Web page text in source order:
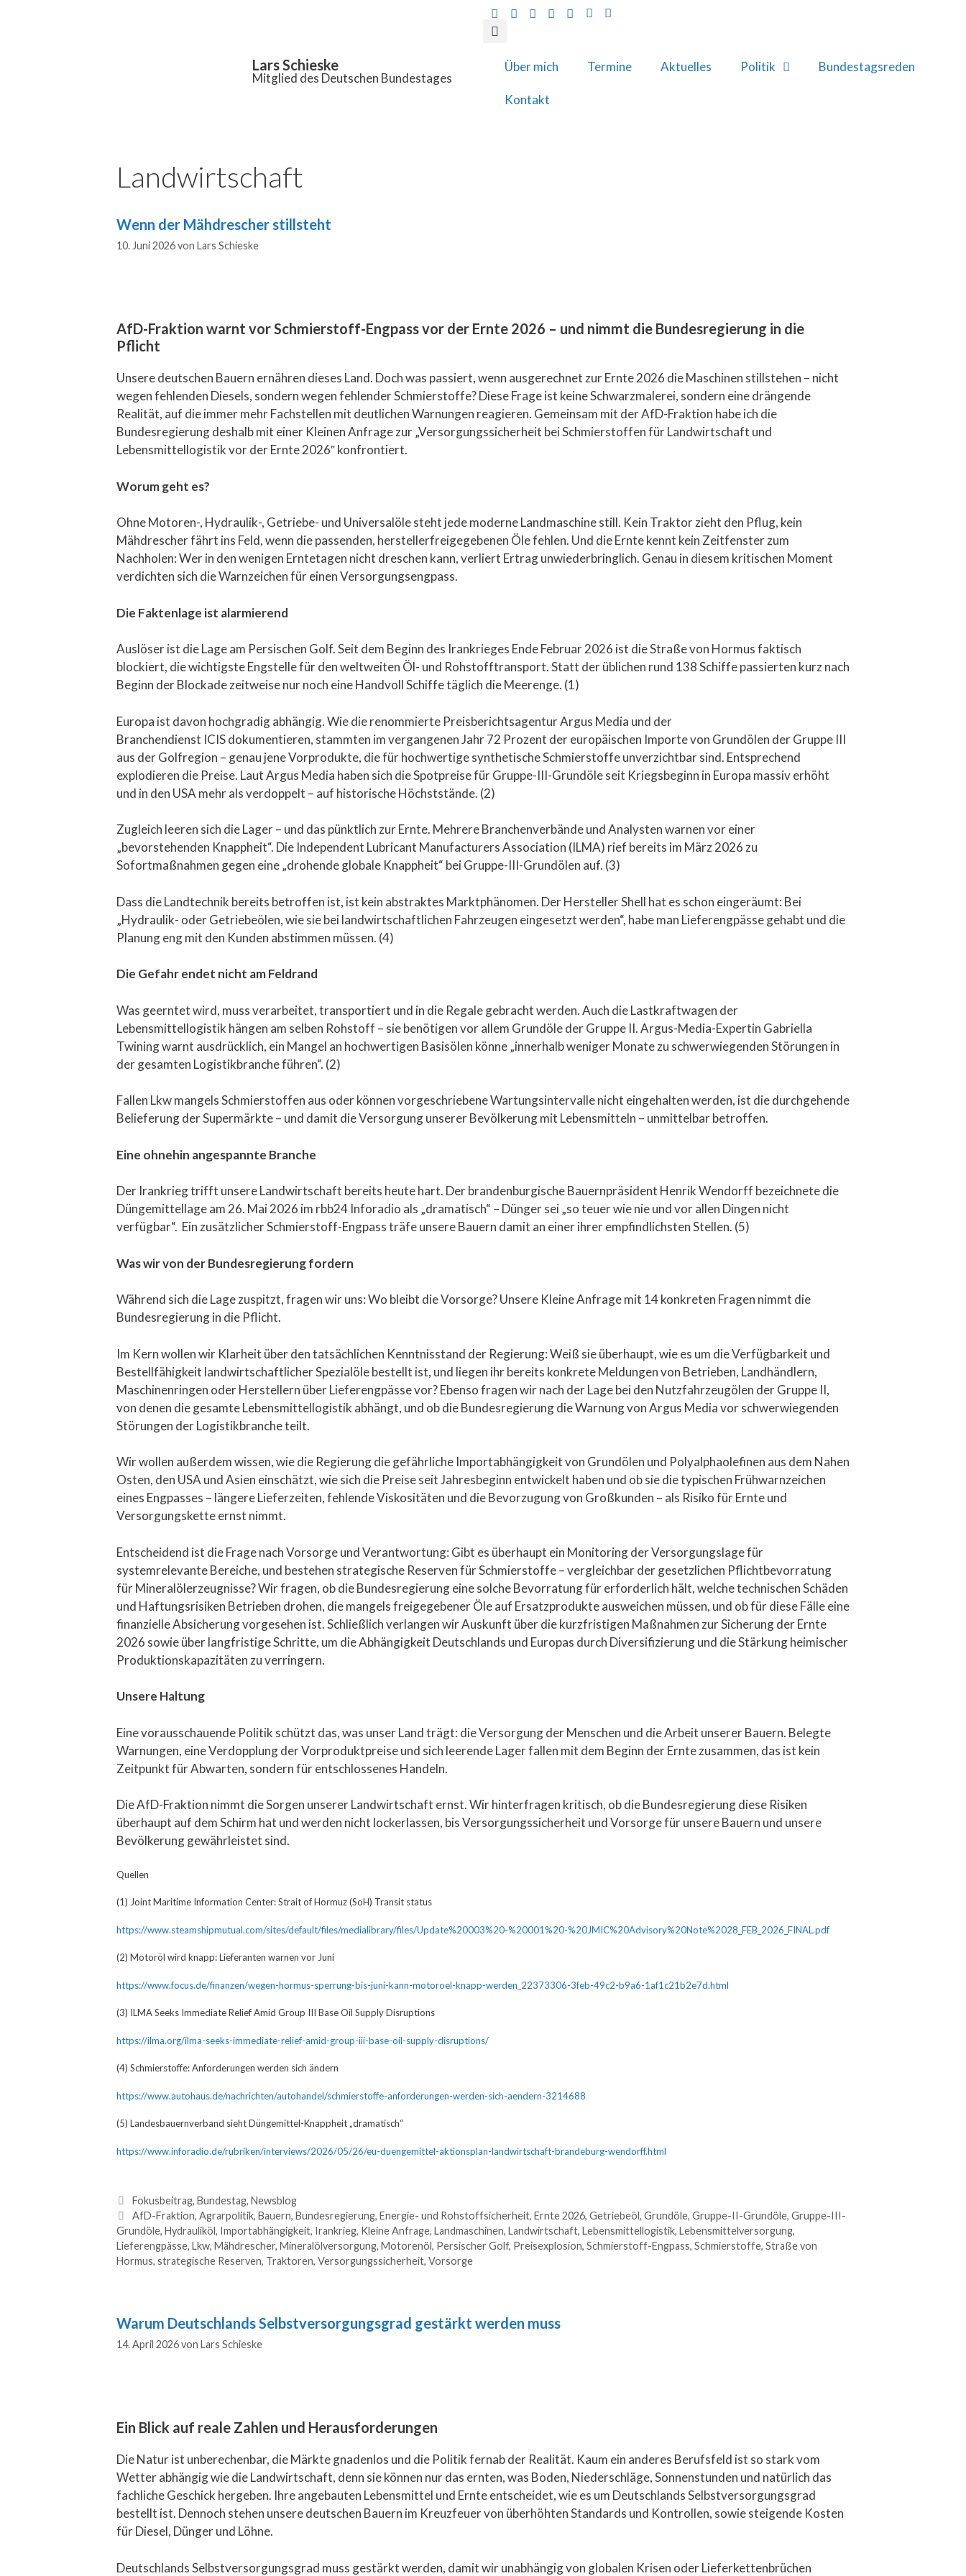
Lars Schieske
Mitglied des Deutschen Bundestages
Über mich Termine Aktuelles Politik Bundestagsreden
Kontakt
Landwirtschaft
Wenn der Mähdrescher stillsteht
10. Juni 2026von Lars Schieske
AfD-Fraktion warnt vor Schmierstoff-Engpass vor der Ernte 2026 – und nimmt die Bundesregierung in die
Pflicht
Unsere deutschen Bauern ernähren dieses Land. Doch was passiert, wenn ausgerechnet zur Ernte 2026 die Maschinen stillstehen – nicht
wegen fehlenden Diesels, sondern wegen fehlender Schmierstoffe? Diese Frage ist keine Schwarzmalerei, sondern eine drängende
Realität, auf die immer mehr Fachstellen mit deutlichen Warnungen reagieren. Gemeinsam mit der AfD-Fraktion habe ich die
Bundesregierung deshalb mit einer Kleinen Anfrage zur „Versorgungssicherheit bei Schmierstoffen für Landwirtschaft und
Lebensmittellogistik vor der Ernte 2026″ konfrontiert.
Worum geht es?
Ohne Motoren-, Hydraulik-, Getriebe- und Universalöle steht jede moderne Landmaschine still. Kein Traktor zieht den Pflug, kein
Mähdrescher fährt ins Feld, wenn die passenden, herstellerfreigegebenen Öle fehlen. Und die Ernte kennt kein Zeitfenster zum
Nachholen: Wer in den wenigen Erntetagen nicht dreschen kann, verliert Ertrag unwiederbringlich. Genau in diesem kritischen Moment
verdichten sich die Warnzeichen für einen Versorgungsengpass.
Die Faktenlage ist alarmierend
Auslöser ist die Lage am Persischen Golf. Seit dem Beginn des Irankrieges Ende Februar 2026 ist die Straße von Hormus faktisch
blockiert, die wichtigste Engstelle für den weltweiten Öl- und Rohstofftransport. Statt der üblichen rund 138 Schiffe passierten kurz nach
Beginn der Blockade zeitweise nur noch eine Handvoll Schiffe täglich die Meerenge. (1)
Europa ist davon hochgradig abhängig. Wie die renommierte Preisberichtsagentur Argus Media und der
Branchendienst ICIS dokumentieren, stammten im vergangenen Jahr 72 Prozent der europäischen Importe von Grundölen der Gruppe III
aus der Golfregion – genau jene Vorprodukte, die für hochwertige synthetische Schmierstoffe unverzichtbar sind. Entsprechend
explodieren die Preise. Laut Argus Media haben sich die Spotpreise für Gruppe-III-Grundöle seit Kriegsbeginn in Europa massiv erhöht
und in den USA mehr als verdoppelt – auf historische Höchststände. (2)
Zugleich leeren sich die Lager – und das pünktlich zur Ernte. Mehrere Branchenverbände und Analysten warnen vor einer
„bevorstehenden Knappheit“. Die Independent Lubricant Manufacturers Association (ILMA) rief bereits im März 2026 zu
Sofortmaßnahmen gegen eine „drohende globale Knappheit“ bei Gruppe-III-Grundölen auf. (3)
Dass die Landtechnik bereits betroffen ist, ist kein abstraktes Marktphänomen. Der Hersteller Shell hat es schon eingeräumt: Bei
„Hydraulik- oder Getriebeölen, wie sie bei landwirtschaftlichen Fahrzeugen eingesetzt werden“, habe man Lieferengpässe gehabt und die
Planung eng mit den Kunden abstimmen müssen. (4)
Die Gefahr endet nicht am Feldrand
Was geerntet wird, muss verarbeitet, transportiert und in die Regale gebracht werden. Auch die Lastkraftwagen der
Lebensmittellogistik hängen am selben Rohstoff – sie benötigen vor allem Grundöle der Gruppe II. Argus-Media-Expertin Gabriella
Twining warnt ausdrücklich, ein Mangel an hochwertigen Basisölen könne „innerhalb weniger Monate zu schwerwiegenden Störungen in
der gesamten Logistikbranche führen“. (2)
Fallen Lkw mangels Schmierstoffen aus oder können vorgeschriebene Wartungsintervalle nicht eingehalten werden, ist die durchgehende
Belieferung der Supermärkte – und damit die Versorgung unserer Bevölkerung mit Lebensmitteln – unmittelbar betroffen.
Eine ohnehin angespannte Branche
Der Irankrieg trifft unsere Landwirtschaft bereits heute hart. Der brandenburgische Bauernpräsident Henrik Wendorff bezeichnete die
Düngemittellage am 26. Mai 2026 im rbb24 Inforadio als „dramatisch“ – Dünger sei „so teuer wie nie und vor allen Dingen nicht
verfügbar“. Ein zusätzlicher Schmierstoff-Engpass träfe unsere Bauern damit an einer ihrer empfindlichsten Stellen. (5)
Was wir von der Bundesregierung fordern
Während sich die Lage zuspitzt, fragen wir uns: Wo bleibt die Vorsorge? Unsere Kleine Anfrage mit 14 konkreten Fragen nimmt die
Bundesregierung in die Pflicht.
Im Kern wollen wir Klarheit über den tatsächlichen Kenntnisstand der Regierung: Weiß sie überhaupt, wie es um die Verfügbarkeit und
Bestellfähigkeit landwirtschaftlicher Spezialöle bestellt ist, und liegen ihr bereits konkrete Meldungen von Betrieben, Landhändlern,
Maschinenringen oder Herstellern über Lieferengpässe vor? Ebenso fragen wir nach der Lage bei den Nutzfahrzeugölen der Gruppe II,
von denen die gesamte Lebensmittellogistik abhängt, und ob die Bundesregierung die Warnung von Argus Media vor schwerwiegenden
Störungen der Logistikbranche teilt.
Wir wollen außerdem wissen, wie die Regierung die gefährliche Importabhängigkeit von Grundölen und Polyalphaolefinen aus dem Nahen
Osten, den USA und Asien einschätzt, wie sich die Preise seit Jahresbeginn entwickelt haben und ob sie die typischen Frühwarnzeichen
eines Engpasses – längere Lieferzeiten, fehlende Viskositäten und die Bevorzugung von Großkunden – als Risiko für Ernte und
Versorgungskette ernst nimmt.
Entscheidend ist die Frage nach Vorsorge und Verantwortung: Gibt es überhaupt ein Monitoring der Versorgungslage für
systemrelevante Bereiche, und bestehen strategische Reserven für Schmierstoffe – vergleichbar der gesetzlichen Pflichtbevorratung
für Mineralölerzeugnisse? Wir fragen, ob die Bundesregierung eine solche Bevorratung für erforderlich hält, welche technischen Schäden
und Haftungsrisiken Betrieben drohen, die mangels freigegebener Öle auf Ersatzprodukte ausweichen müssen, und ob für diese Fälle eine
finanzielle Absicherung vorgesehen ist. Schließlich verlangen wir Auskunft über die kurzfristigen Maßnahmen zur Sicherung der Ernte
2026 sowie über langfristige Schritte, um die Abhängigkeit Deutschlands und Europas durch Diversifizierung und die Stärkung heimischer
Produktionskapazitäten zu verringern.
Unsere Haltung
Eine vorausschauende Politik schützt das, was unser Land trägt: die Versorgung der Menschen und die Arbeit unserer Bauern. Belegte
Warnungen, eine Verdopplung der Vorproduktpreise und sich leerende Lager fallen mit dem Beginn der Ernte zusammen, das ist kein
Zeitpunkt für Abwarten, sondern für entschlossenes Handeln.
Die AfD-Fraktion nimmt die Sorgen unserer Landwirtschaft ernst. Wir hinterfragen kritisch, ob die Bundesregierung diese Risiken
überhaupt auf dem Schirm hat und werden nicht lockerlassen, bis Versorgungssicherheit und Vorsorge für unsere Bauern und unsere
Bevölkerung gewährleistet sind.
Quellen
(1) Joint Maritime Information Center: Strait of Hormuz (SoH) Transit status
https://www.steamshipmutual.com/sites/default/files/medialibrary/files/Update%20003%20-%20001%20-%20JMIC%20Advisory%20Note%2028_FEB_2026_FINAL.pdf
(2) Motoröl wird knapp: Lieferanten warnen vor Juni
https://www.focus.de/finanzen/wegen-hormus-sperrung-bis-juni-kann-motoroel-knapp-werden_22373306-3feb-49c2-b9a6-1af1c21b2e7d.html
(3) ILMA Seeks Immediate Relief Amid Group III Base Oil Supply Disruptions
https://ilma.org/ilma-seeks-immediate-relief-amid-group-iii-base-oil-supply-disruptions/
(4) Schmierstoffe: Anforderungen werden sich ändern
https://www.autohaus.de/nachrichten/autohandel/schmierstoffe-anforderungen-werden-sich-aendern-3214688
(5) Landesbauernverband sieht Düngemittel-Knappheit „dramatisch“
https://www.inforadio.de/rubriken/interviews/2026/05/26/eu-duengemittel-aktionsplan-landwirtschaft-brandeburg-wendorff.html
Fokusbeitrag, Bundestag, Newsblog
AfD-Fraktion, Agrarpolitik, Bauern, Bundesregierung, Energie- und Rohstoffsicherheit, Ernte 2026, Getriebeöl, Grundöle, Gruppe-II-Grundöle, Gruppe-III-
Grundöle, Hydrauliköl, Importabhängigkeit, Irankrieg, Kleine Anfrage, Landmaschinen, Landwirtschaft, Lebensmittellogistik, Lebensmittelversorgung,
Lieferengpässe, Lkw, Mähdrescher, Mineralölversorgung, Motorenöl, Persischer Golf, Preisexplosion, Schmierstoff-Engpass, Schmierstoffe, Straße von
Hormus, strategische Reserven, Traktoren, Versorgungssicherheit, Vorsorge
Warum Deutschlands Selbstversorgungsgrad gestärkt werden muss
14. April 2026von Lars Schieske
Ein Blick auf reale Zahlen und Herausforderungen
Die Natur ist unberechenbar, die Märkte gnadenlos und die Politik fernab der Realität. Kaum ein anderes Berufsfeld ist so stark vom
Wetter abhängig wie die Landwirtschaft, denn sie können nur das ernten, was Boden, Niederschläge, Sonnenstunden und natürlich das
fachliche Geschick hergeben. Ihre angebauten Lebensmittel und Ernte entscheidet, wie es um Deutschlands Selbstversorgungsgrad
bestellt ist. Dennoch stehen unsere deutschen Bauern im Kreuzfeuer von überhöhten Standards und Kontrollen, sowie steigende Kosten
für Diesel, Dünger und Löhne.
Deutschlands Selbstversorgungsgrad muss gestärkt werden, damit wir unabhängig von globalen Krisen oder Lieferkettenbrüchen